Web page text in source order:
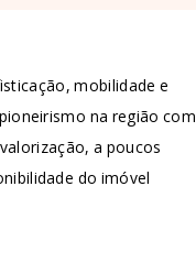
mobilidade e
na região com
a poucos
do imóvel